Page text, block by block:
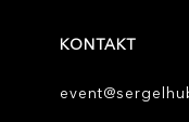
KONTAKT